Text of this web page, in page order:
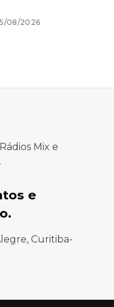
08/2026
Mix e
e
Curitiba-